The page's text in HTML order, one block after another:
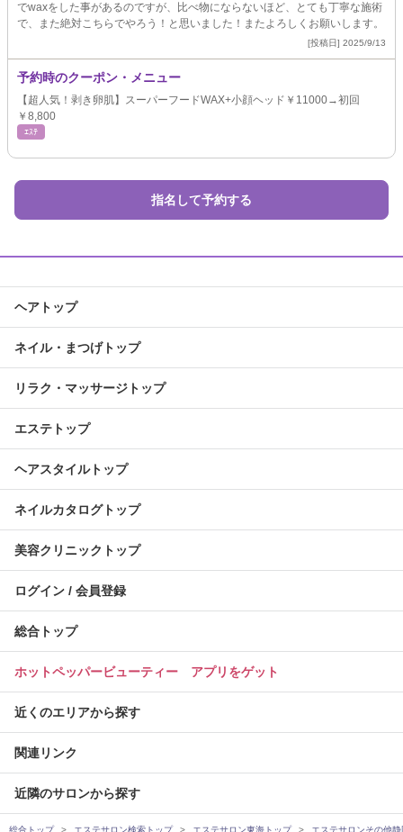
でwaxをした事があるのですが、比べ物にならないほど、とても丁寧な施術
で、また絶対こちらでやろう！と思いました！またよろしくお願いします。
[投稿日] 2025/9/13
予約時のクーポン・メニュー
【超人気！剥き卵肌】スーパーフードWAX+小顔ヘッド￥11000→初回
￥8,800
ｴｽﾃ
指名して予約する
ヘアトップ
ネイル・まつげトップ
リラク・マッサージトップ
エステトップ
ヘアスタイルトップ
ネイルカタログトップ
美容クリニックトップ
ログイン / 会員登録
総合トップ
ホットペッパービューティー アプリをゲット
近くのエリアから探す
関連リンク
近隣のサロンから探す